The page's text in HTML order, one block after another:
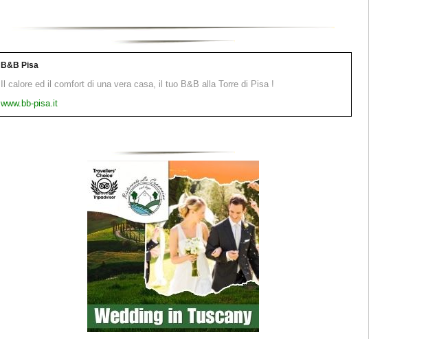
B&B Pisa
Il calore ed il comfort di una vera casa, il tuo B&B alla Torre di Pisa !
www.bb-pisa.it